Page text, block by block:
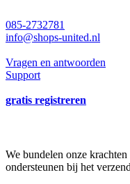
085-2732781
info@shops-united.nl
Vragen en antwoorden
Support
gratis registreren
We bundelen onze
ondersteunen bij het